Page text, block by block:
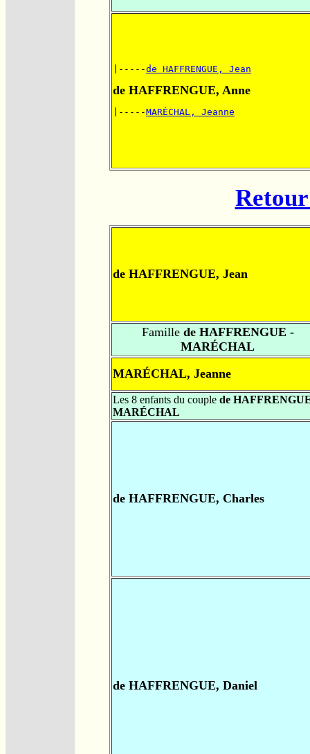
|-----de HAFFRENGUE, Jean
de HAFFRENGUE, Anne
|-----MARÉCHAL, Jeanne
de HAFFRENGUE, Jean
Famillede HAFFRENGUE -
MARÉCHAL
MARÉCHAL, Jeanne
Les 8 enfants du couple de
MARÉCHAL
de HAFFRENGUE, Charles
de HAFFRENGUE, Daniel